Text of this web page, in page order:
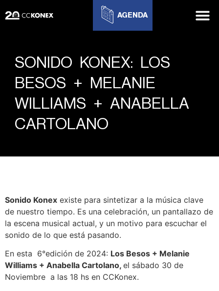
AGENDA
SONIDO KONEX: LOS
BESOS + MELANIE
WILLIAMS + ANABELLA
CARTOLANO
Sonido Konex existe para sintetizar a la música clave
de nuestro tiempo. Es una celebración, un pantallazo de
la escena musical actual, y un motivo para escuchar el
sonido de lo que está pasando.
En esta 6°edición de 2024: Los Besos + Melanie
Williams + Anabella Cartolano, el sábado 30 de
Noviembre a las 18 hs en CCKonex.